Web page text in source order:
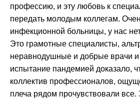
профессию, и эту любовь к
передать молодым коллегам.
инфекционной больницы, у нас
Это грамотные специалисты,
неравнодушные и добрые врачи
испытание пандемией доказало,
коллектив профессионалов,
плеча рядом прочувствовали